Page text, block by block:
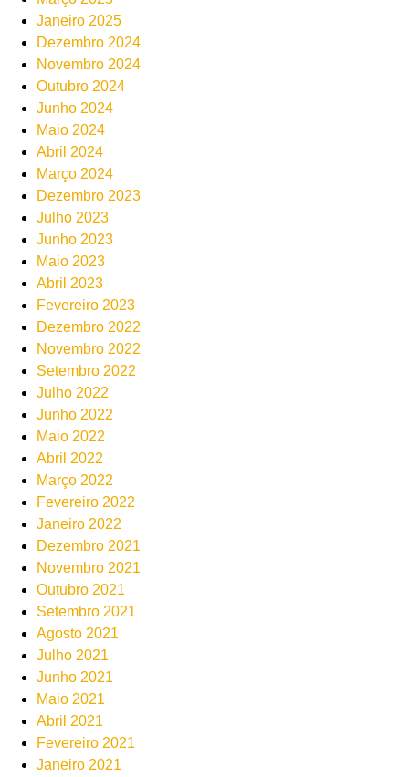
Janeiro 2025
Dezembro 2024
Novembro 2024
Outubro 2024
Junho 2024
Maio 2024
Abril 2024
Março 2024
Dezembro 2023
Julho 2023
Junho 2023
Maio 2023
Abril 2023
Fevereiro 2023
Dezembro 2022
Novembro 2022
Setembro 2022
Julho 2022
Junho 2022
Maio 2022
Abril 2022
Março 2022
Fevereiro 2022
Janeiro 2022
Dezembro 2021
Novembro 2021
Outubro 2021
Setembro 2021
Agosto 2021
Julho 2021
Junho 2021
Maio 2021
Abril 2021
Fevereiro 2021
Janeiro 2021